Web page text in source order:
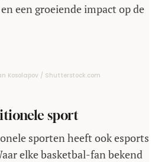
een groeiende impact op de
Kosolapov / Shutterstock.com
sport
sporten heeft ook esports
elke basketbal-fan bekend